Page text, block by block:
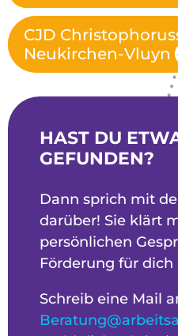
CJD
Neukirchen-Vluyn
HAST DU
GEFUNDEN?
Dann sprich mit
darüber! Sie klärt
persönlichen
Förderung für
Schreib eine Mail